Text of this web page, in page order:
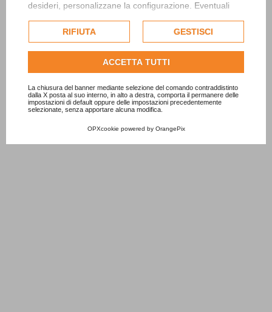
desideri, personalizzane la configurazione. Eventuali
esclusivamente previa acquisizione del consenso
dell'utente.
Consulta l'informativa cookie completa.
RIFIUTA GESTISCI
ACCETTA TUTTI
La chiusura del banner mediante selezione del comando contraddistinto
dalla X posta al suo interno, in alto a destra, comporta il permanere delle
impostazioni di default oppure delle impostazioni precedentemente
selezionate, senza apportare alcuna modifica.
OPXcookie powered by OrangePix